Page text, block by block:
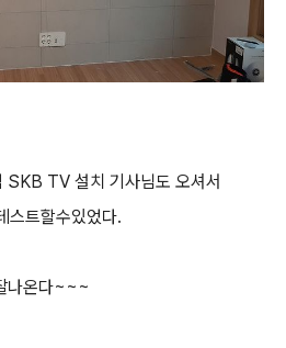
SKB TV 설치 기사님도 오셔서
스트할수있었다.
나온다~~~